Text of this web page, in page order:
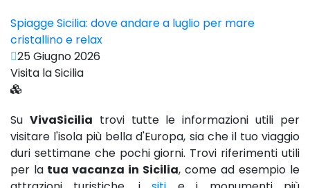
Spiagge Sicilia: dove andare a luglio per mare
cristallino e relax
25 Giugno 2026
Visita la Sicilia
Su VivaSicilia trovi tutte le informazioni utili per
visitare l'isola più bella d'Europa, sia che il tuo viaggio
duri settimane che pochi giorni. Trovi riferimenti utili
per la tua vacanza in Sicilia, come ad esempio le